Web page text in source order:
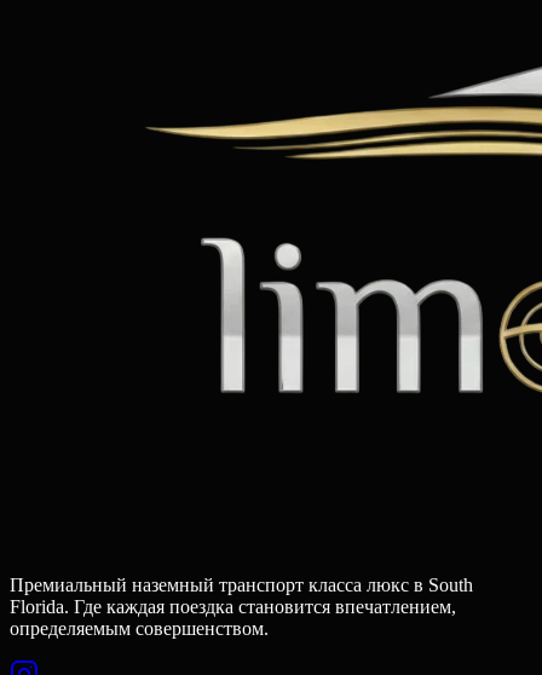
Премиальный наземный транспорт класса люкс в South
Florida. Где каждая поездка становится впечатлением,
определяемым совершенством.